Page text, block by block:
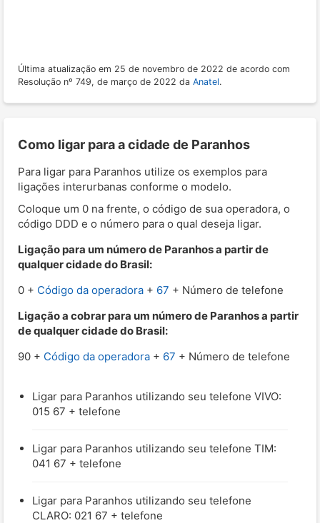
Última atualização em 25 de novembro de 2022 de acordo com
Resolução nº 749, de março de 2022 da Anatel.
Como ligar para a cidade de Paranhos
Para ligar para Paranhos utilize os exemplos para
ligações interurbanas conforme o modelo.
Coloque um 0 na frente, o código de sua operadora, o
código DDD e o número para o qual deseja ligar.
Ligação para um número de Paranhos a partir de
qualquer cidade do Brasil:
0 + Código da operadora + 67 + Número de telefone
Ligação a cobrar para um número de Paranhos a partir
de qualquer cidade do Brasil:
90 + Código da operadora + 67 + Número de telefone
Ligar para Paranhos utilizando seu telefone VIVO:
015 67 + telefone
Ligar para Paranhos utilizando seu telefone TIM:
041 67 + telefone
Ligar para Paranhos utilizando seu telefone
CLARO: 021 67 + telefone